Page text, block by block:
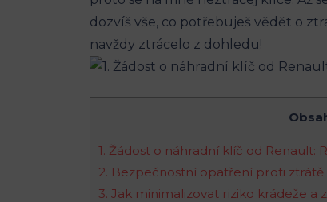
dozvíš vše, co potřebuješ‌ vědět o
navždy ztrácelo z dohledu!
1. Žádost o ​náhradní ‌klíč ⁣od Renault:⁣
2. ⁣Bezpečnostní ⁤opatření proti ztrátě
3. Jak minimalizovat riziko⁤ krádeže a